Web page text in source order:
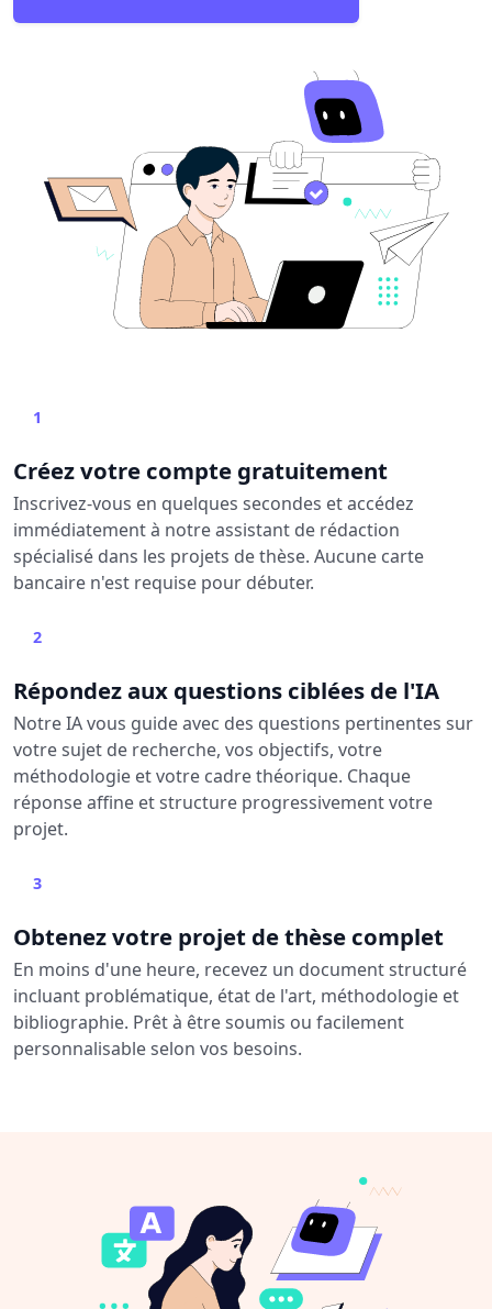
1
Créez votre compte gratuitement
Inscrivez-vous en quelques secondes et accédez
immédiatement à notre assistant de rédaction
spécialisé dans les projets de thèse. Aucune carte
bancaire n'est requise pour débuter.
2
Répondez aux questions ciblées de l'IA
Notre IA vous guide avec des questions pertinentes sur
votre sujet de recherche, vos objectifs, votre
méthodologie et votre cadre théorique. Chaque
réponse affine et structure progressivement votre
projet.
3
Obtenez votre projet de thèse complet
En moins d'une heure, recevez un document structuré
incluant problématique, état de l'art, méthodologie et
bibliographie. Prêt à être soumis ou facilement
personnalisable selon vos besoins.